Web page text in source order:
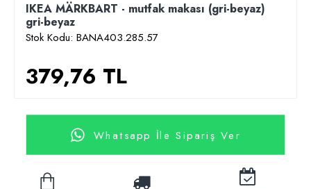
IKEA MÄRKBART - mutfak makası (gri-beyaz)
gri-beyaz
Stok Kodu: BANA403.285.57
379,76 TL
Whatsapp İle Sipariş Ver